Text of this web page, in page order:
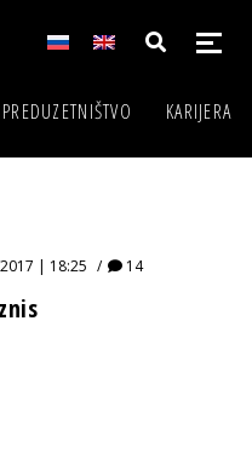
PREDUZETNIŠTVO KARIJERA
| 18:25 14